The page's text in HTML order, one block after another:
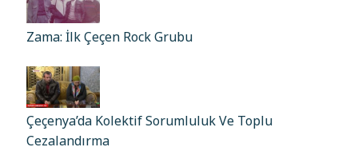
Zama: İlk Çeçen Rock Grubu
Çeçenya’da Kolektif Sorumluluk Ve Toplu
Cezalandırma